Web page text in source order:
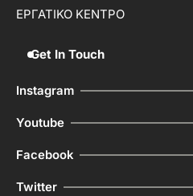
ΕΡΓΑΤΙΚΟ ΚΕΝΤΡΟ
Get In Touch
Instagram
Youtube
Facebook
Twitter